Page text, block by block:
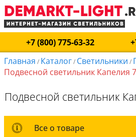
+7 (800) 775-63-32
Главная / Каталог/ Светильники /
Подвесной светильник Капелия
Подвесной светильник
Все о товаре